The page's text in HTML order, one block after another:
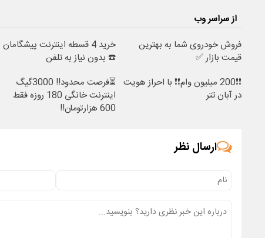
از سراسر وب
فروش خودروی شما به بهترین
قیمت بازار ✅
خرید 4 قسطه اینترنت پیشگامان
☎️ بدون نیاز به تلفن
❗❗200 میلیون وام❗❗ با احراز هویت
در آبان تتر
⏳فرصت محدود!! 3000گیگ
اینترنت خانگی 180 روزه فقط
600 هزارتومان!!
ارسال نظر